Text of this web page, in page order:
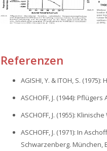
Referenzen
AGISHI, Y. & ITOH, S.
ASCHOFF, J. (1944): Pflügers
ASCHOFF, J. (1955):
ASCHOFF, J. (1971): In
Schwarzenberg. München,